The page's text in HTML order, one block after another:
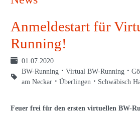
Anmeldestart für
Running!
01.07.2020
BW-Running
Virtual BW-Running
am Neckar
Überlingen Schwäbisch
Feuer frei für den ersten virtuellen BW-